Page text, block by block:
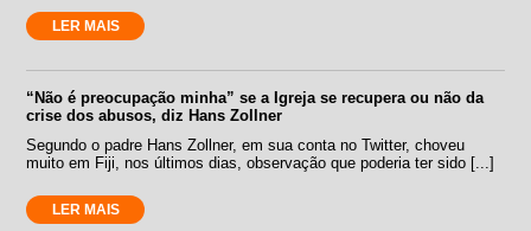
LER MAIS
“Não é preocupação minha” se a Igreja se recupera ou não da
crise dos abusos, diz Hans Zollner
Segundo o padre Hans Zollner, em sua conta no Twitter, choveu
muito em Fiji, nos últimos dias, observação que poderia ter sido [...]
LER MAIS